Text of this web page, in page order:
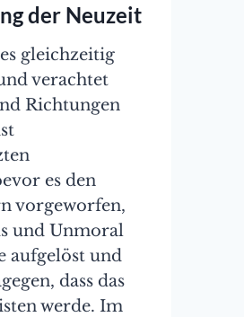
der Neuzeit
gleichzeitig
verachtet
Richtungen
es den
vorgeworfen,
und Unmoral
aufgelöst und
dass das
werde. Im